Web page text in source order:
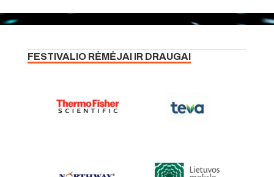
FESTIVALIO RĖMĖJAI IR DRAUGAI